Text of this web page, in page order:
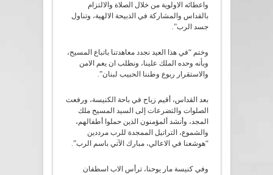
واعطائه الاولوية من خلال الصلاة والالتزام
بالقداس والمشاركة في الذبيحة الالهية، وتناول
جسد الرب”.
وختم “في هذا العيد نجدد معاهدتنا باتباع المسيح،
وبأنه وحده الملك علينا، ونطلب ان يعم الامن
والاستقرار ربوع وطننا الحبيب لبنان”.
بعد القداس، أقيم زياح في باحة الكنيسة، ورفعت
الصلوات والتضرعات إلى السيد المسيح ملك
المجد، وأنشد ألمؤمنون الذين حملوا أطفالهم،
والشموع، التراتيل الممجدة للرب مرددين
“هوشعنا في الاعالي، مبارك الآتي باسم الرب”.
وفي كنيسة مار يوحنا، ترأس الاب اسطفان